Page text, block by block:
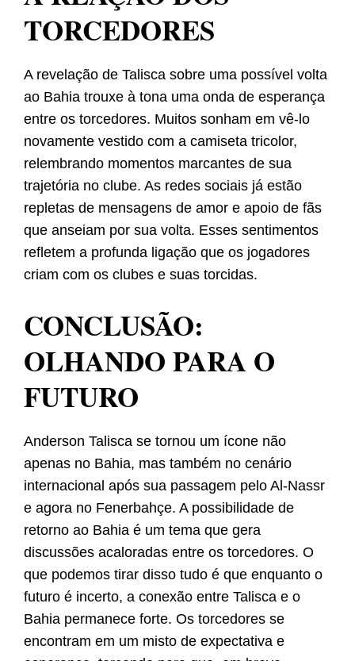
TORCEDORES
A revelação de Talisca sobre uma possível volta
ao Bahia trouxe à tona uma onda de esperança
entre os torcedores. Muitos sonham em vê-lo
novamente vestido com a camiseta tricolor,
relembrando momentos marcantes de sua
trajetória no clube. As redes sociais já estão
repletas de mensagens de amor e apoio de fãs
que anseiam por sua volta. Esses sentimentos
refletem a profunda ligação que os jogadores
criam com os clubes e suas torcidas.
CONCLUSÃO:
OLHANDO PARA O
FUTURO
Anderson Talisca se tornou um ícone não
apenas no Bahia, mas também no cenário
internacional após sua passagem pelo Al-Nassr
e agora no Fenerbahçe. A possibilidade de
retorno ao Bahia é um tema que gera
discussões acaloradas entre os torcedores. O
que podemos tirar disso tudo é que enquanto o
futuro é incerto, a conexão entre Talisca e o
Bahia permanece forte. Os torcedores se
encontram em um misto de expectativa e